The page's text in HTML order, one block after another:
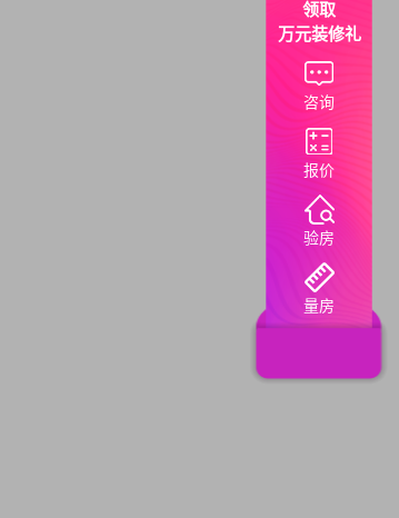
领取
万元装修礼
咨询
报价
验房
量房